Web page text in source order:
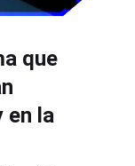
que
en la